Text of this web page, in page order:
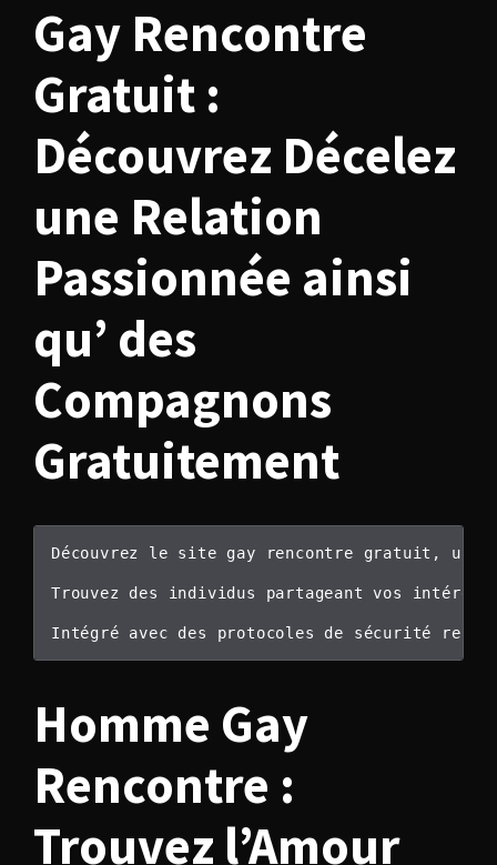
Gay Rencontre
Gratuit :
Découvrez Décelez
une Relation
Passionnée ainsi
qu’ des
Compagnons
Gratuitement
Découvrez le site gay rencontre gratuit, une
Trouvez des individus partageant vos
Intégré avec des protocoles de sécurité
Homme Gay
Rencontre :
Trouvez l’Amour